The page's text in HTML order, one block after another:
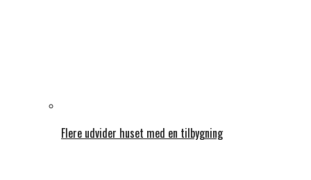
Flere udvider huset med en tilbygning